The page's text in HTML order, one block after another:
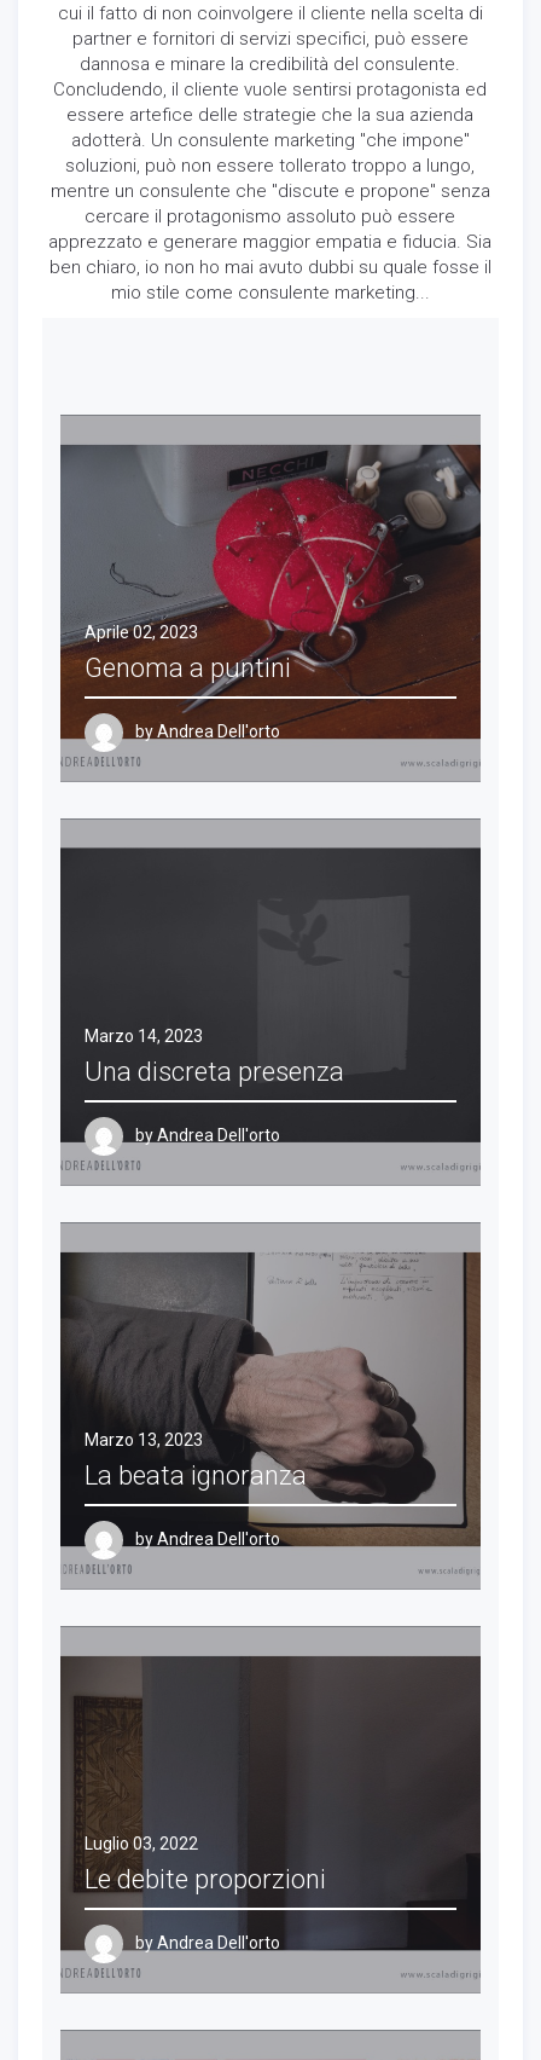
cui il fatto di non coinvolgere il cliente nella scelta di
partner e fornitori di servizi specifici, può essere
dannosa e minare la credibilità del consulente.
Concludendo, il cliente vuole sentirsi protagonista ed
essere artefice delle strategie che la sua azienda
adotterà. Un consulente marketing "che impone"
soluzioni, può non essere tollerato troppo a lungo,
mentre un consulente che "discute e propone" senza
cercare il protagonismo assoluto può essere
apprezzato e generare maggior empatia e fiducia. Sia
ben chiaro, io non ho mai avuto dubbi su quale fosse il
mio stile come consulente marketing...
Aprile 02, 2023
Genoma a puntini
byAndrea Dell'orto
Marzo 14, 2023
Una discreta presenza
byAndrea Dell'orto
Marzo 13, 2023
La beata ignoranza
byAndrea Dell'orto
Luglio 03, 2022
Le debite proporzioni
byAndrea Dell'orto